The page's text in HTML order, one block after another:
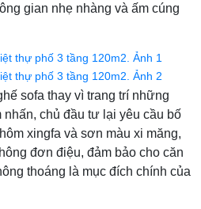
gian nhẹ nhàng và ấm cúng
sofa thay vì trang trí những
nhấn, chủ đầu tư lại yêu cầu bố
xingfa và sơn màu xi măng,
đơn điệu, đảm bảo cho căn
thoáng là mục đích chính của